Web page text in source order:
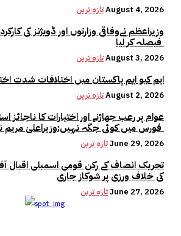
تازہ ترینAugust 4, 2026
وزیراعظم نےوفاقی وزارتوں اور ڈویژنز کی
تازہ ترینAugust 3, 2026
ایم کیو ایم پاکستان میں اختلافات شدت
تازہ ترینAugust 2, 2026
عوام پر رعب جھاڑنے اور اختیارات کا ناجائز
تازہ ترینJune 29, 2026
تحریک انصاف کے رکن قومی اسمبلی اقبال
کی خلاف ورزی پر شوکاز جاری
تازہ ترینJune 27, 2026